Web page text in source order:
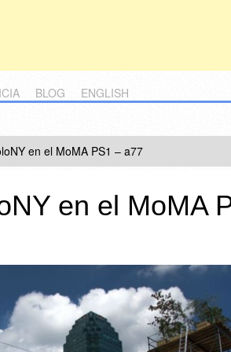
BLOG ENGLISH
en el MoMA PS1 – a77
en el MoMA